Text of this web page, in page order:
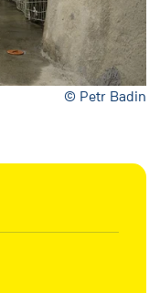
© Petr Badin